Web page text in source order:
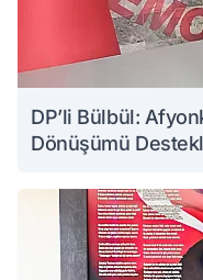
DP’li Bülbül:
Dönüşümü